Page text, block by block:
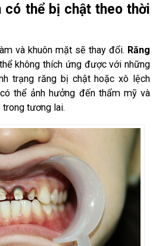
có thể bị chật theo thời
và khuôn mặt sẽ thay đổi. Răng
không thích ứng được với những
trạng răng bị chật hoặc xô lệch
thể ảnh hưởng đến thẩm mỹ và
trong tương lai.